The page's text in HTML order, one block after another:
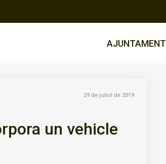
AJUNTAMENT
29 de juliol de 2019
un vehicle